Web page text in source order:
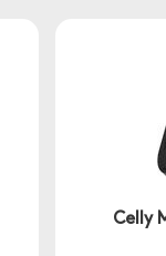
Celly